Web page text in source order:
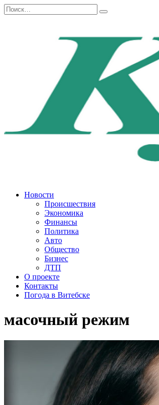
Перейти
к
Search
for:
Новости
Происшествия
Экономика
Финансы
Политика
Авто
Общество
Бизнес
ДТП
О проекте
Контакты
Погода в Витебске
масочный режим